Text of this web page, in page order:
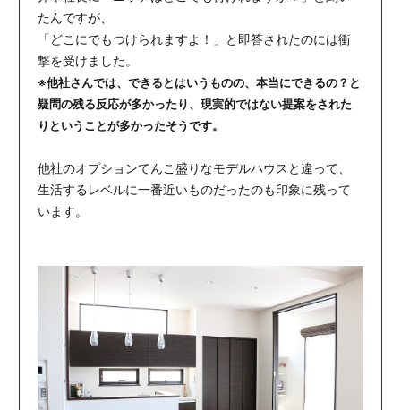
たんですが、
「どこにでもつけられますよ！」と即答されたのには衝
撃を受けました。
※他社さんでは、できるとはいうものの、本当にできるの？と
疑問の残る反応が多かったり、現実的ではない提案をされた
りということが多かったそうです。
他社のオプションてんこ盛りなモデルハウスと違って、
生活するレベルに一番近いものだったのも印象に残って
います。